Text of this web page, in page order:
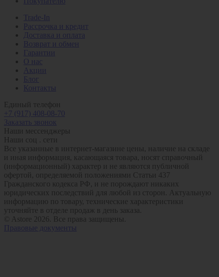
Trade-In
Рассрочка и кредит
Доставка и оплата
Возврат и обмен
Гарантии
О нас
Акции
Блог
Контакты
Единый телефон
+7 (917) 408-08-70
Заказать звонок
Наши мессенджеры
Наши соц . сети
Все указанные в интернет-магазине цены, наличие на складе
и иная информация, касающаяся товара, носят справочный
(информационный) характер и не являются публичной
офертой, определяемой положениями Статьи 437
Гражданского кодекса РФ, и не порождают никаких
юридических последствий для любой из сторон. Актуальную
информацию по товару, технические характеристики
уточняйте в отделе продаж в день заказа.
© Astore 2026. Все права защищены.
Правовые документы